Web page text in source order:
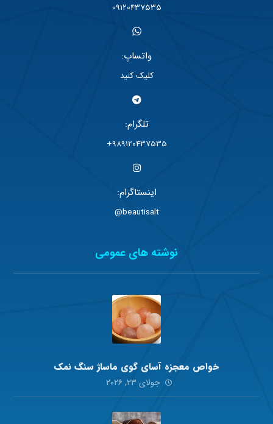
09120437535
واتساپ:
کلیک کنید
تلگرام:
989120437535+
اینستاگرام:
beautisalt@
نوشته های عمومی
خواص معجزه آسای گوی ماساژ سنگ نمک
جولای ۲۳, ۲۰۲۶